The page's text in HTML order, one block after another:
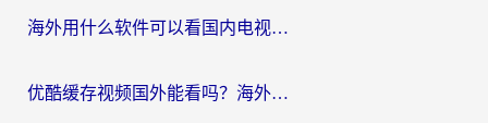
海外用什么软件可以看国内电视？留学生亲测有效的追剧自由指南
优酷缓存视频国外能看吗？海外党追剧看片的终极解决方案来了